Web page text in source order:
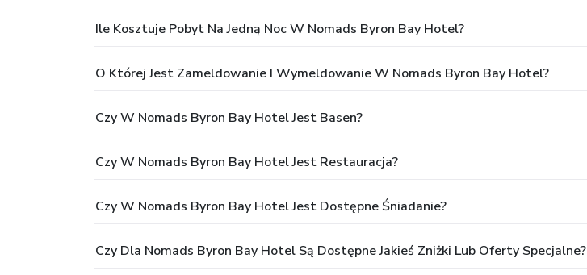
Ile Kosztuje Pobyt Na Jedną Noc W Nomads Byron Bay Hotel?
O Której Jest Zameldowanie I Wymeldowanie W Nomads Byron Bay Hotel?
Czy W Nomads Byron Bay Hotel Jest Basen?
Czy W Nomads Byron Bay Hotel Jest Restauracja?
Czy W Nomads Byron Bay Hotel Jest Dostępne Śniadanie?
Czy Dla Nomads Byron Bay Hotel Są Dostępne Jakieś Zniżki Lub Oferty Specjalne?